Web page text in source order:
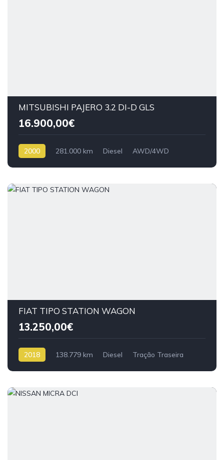
MITSUBISHI PAJERO 3.2 DI-D GLS
16.900,00€
2000 281.000 km Diesel AWD/4WD
FIAT TIPO STATION WAGON
13.250,00€
2018 138.779 km Diesel Tração Traseira